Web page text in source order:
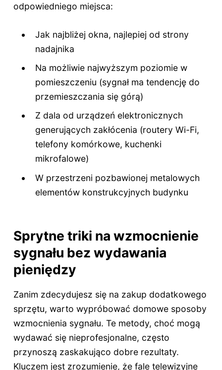
odpowiedniego miejsca:
Jak najbliżej okna, najlepiej od strony
nadajnika
Na możliwie najwyższym poziomie w
pomieszczeniu (sygnał ma tendencję do
przemieszczania się górą)
Z dala od urządzeń elektronicznych
generujących zakłócenia (routery Wi-Fi,
telefony komórkowe, kuchenki
mikrofalowe)
W przestrzeni pozbawionej metalowych
elementów konstrukcyjnych budynku
Sprytne triki na wzmocnienie
sygnału bez wydawania
pieniędzy
Zanim zdecydujesz się na zakup dodatkowego
sprzętu, warto wypróbować domowe sposoby
wzmocnienia sygnału. Te metody, choć mogą
wydawać się nieprofesjonalne, często
przynoszą zaskakująco dobre rezultaty.
Kluczem jest zrozumienie, że fale telewizyjne